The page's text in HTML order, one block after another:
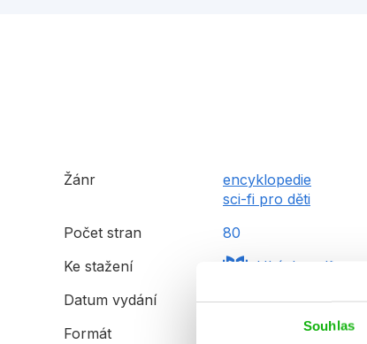
Souhlas
Žánr
encyklopedie
sci-fi pro děti
Počet stran
80
Ke stažení
Ukázka.pdf
Datum vydání
18.12.2017
Formát
252x301 mm